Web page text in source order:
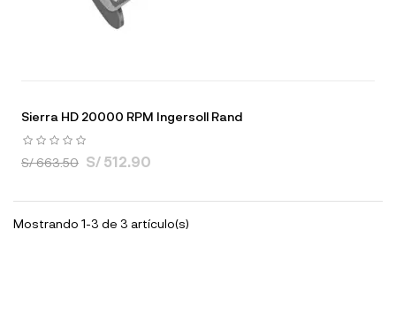
Sierra HD 20000 RPM Ingersoll Rand
S/ 663.50 S/ 512.90
Mostrando 1-3 de 3 artículo(s)